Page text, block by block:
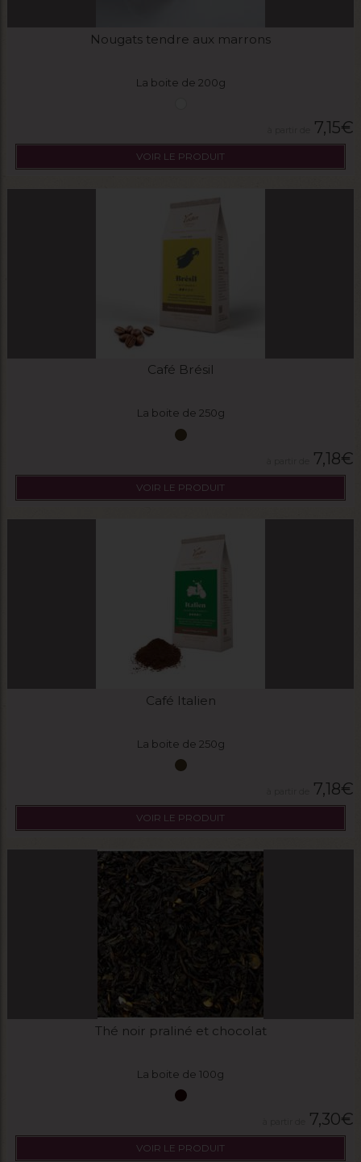
Nougats tendre aux marrons
La boite de 200g
7,15€
VOIR LE PRODUIT
Café Brésil
La boite de 250g
7,18€
VOIR LE PRODUIT
Café Italien
La boite de 250g
7,18€
VOIR LE PRODUIT
Thé noir praliné et chocolat
La boite de 100g
7,30€
VOIR LE PRODUIT